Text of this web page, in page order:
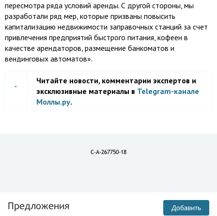
пересмотра ряда условий аренды. С другой стороны, мы
разработали ряд мер, которые призваны повысить
капитализацию недвижимости заправочных станций за счет
привлечения предприятий быстрого питания, кофеен в
качестве арендаторов, размещение банкоматов и
вендинговых автоматов».
Читайте новости, комментарии экспертов и
эксклюзивные материалы в Telegram-канале
Моллы.ру.
C-A-267750-18
Предложения Добавить